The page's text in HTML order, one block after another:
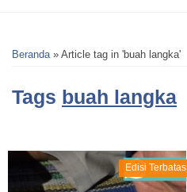
Beranda» Article tag in 'buah langka'
Tags buah langka
Edisi Terbatas